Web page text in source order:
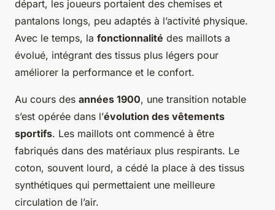
départ, les joueurs portaient des chemises et
pantalons longs, peu adaptés à l’activité physique.
Avec le temps, la fonctionnalité des maillots a
évolué, intégrant des tissus plus légers pour
améliorer la performance et le confort.
Au cours des années 1900, une transition notable
s’est opérée dans l’évolution des vêtements
sportifs. Les maillots ont commencé à être
fabriqués dans des matériaux plus respirants. Le
coton, souvent lourd, a cédé la place à des tissus
synthétiques qui permettaient une meilleure
circulation de l’air.